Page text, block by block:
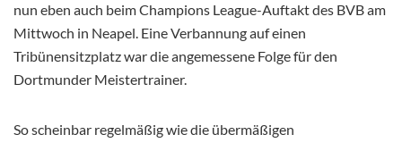
nun eben auch beim Champions League-Auftakt des BVB am
Mittwoch in Neapel. Eine Verbannung auf einen
Tribünensitzplatz war die angemessene Folge für den
Dortmunder Meistertrainer.
So scheinbar regelmäßig wie die übermäßigen